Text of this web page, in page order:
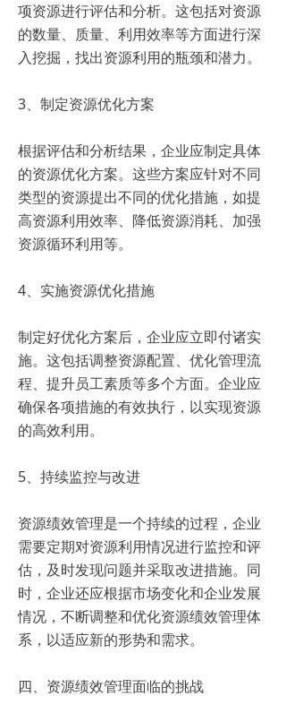
项资源进行评估和分析。这包括对资源
的数量、质量、利用效率等方面进行深
入挖掘，找出资源利用的瓶颈和潜力。
3、制定资源优化方案
根据评估和分析结果，企业应制定具体
的资源优化方案。这些方案应针对不同
类型的资源提出不同的优化措施，如提
高资源利用效率、降低资源消耗、加强
资源循环利用等。
4、实施资源优化措施
制定好优化方案后，企业应立即付诸实
施。这包括调整资源配置、优化管理流
程、提升员工素质等多个方面。企业应
确保各项措施的有效执行，以实现资源
的高效利用。
5、持续监控与改进
资源绩效管理是一个持续的过程，企业
需要定期对资源利用情况进行监控和评
估，及时发现问题并采取改进措施。同
时，企业还应根据市场变化和企业发展
情况，不断调整和优化资源绩效管理体
系，以适应新的形势和需求。
四、资源绩效管理面临的挑战